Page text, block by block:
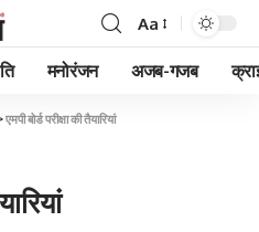
Font
Resizer
Aa
मनोरंजन अजब-गजब
एमपी बोर्ड परीक्षा की तैयारियां